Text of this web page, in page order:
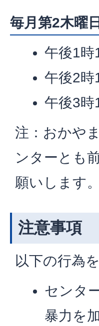
毎月第2木曜
午後1時
午後2時
午後3時
注：おかや
ンターとも
願いします。
注意事項
以下の行為
センタ
暴力を